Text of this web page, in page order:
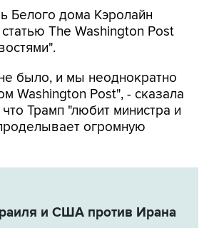
Белого дома Кэролайн
The Washington Post
было, и мы неоднократно
Washington Post", - сказала
Трамп "любит министра и
огромную
и США против Ирана